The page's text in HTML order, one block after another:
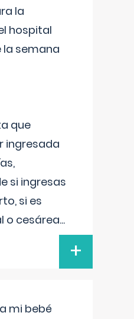
la
hospital
la semana
que
ingresada
si ingresas
si es
o cesárea...
+
mi bebé